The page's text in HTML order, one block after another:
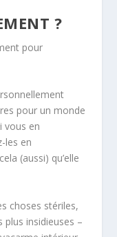
?
pour
pour un monde
vous en
les en
(aussi) qu’elle
choses stériles,
plus insidieuses –